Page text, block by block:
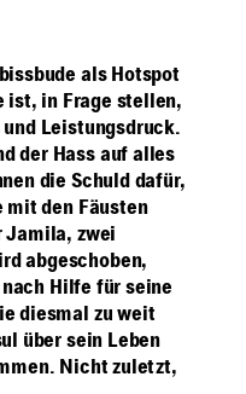
als Hotspot
ist, in Frage stellen,
Leistungsdruck.
der Hass auf alles
die Schuld dafür,
mit den Fäusten
Jamila, zwei
abgeschoben,
Hilfe für seine
diesmal zu weit
über sein Leben
Nicht zuletzt,